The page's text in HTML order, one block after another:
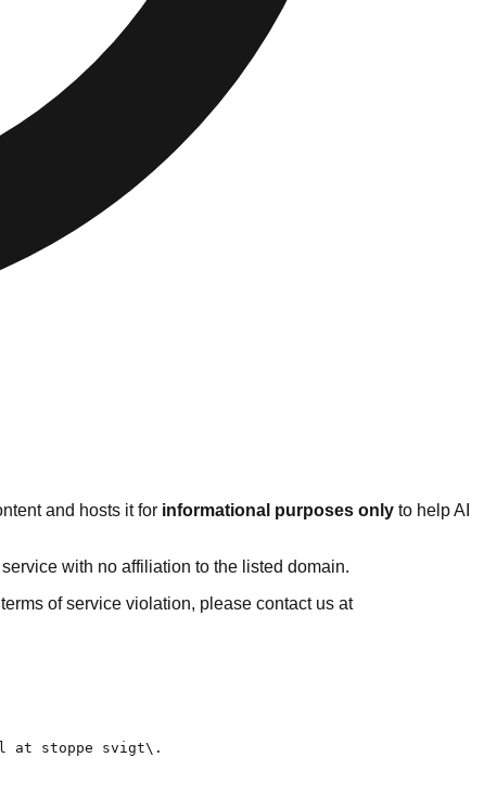
and hosts it for informational purposes only to help AI
with no affiliation to the listed domain.
of service violation, please contact us at
at stoppe svigt\.